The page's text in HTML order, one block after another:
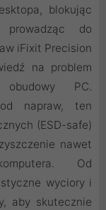
blokując
do
iFixit Precision
na problem
PC.
napraw, ten
(ESD-safe)
nawet
Od
wyciory i
aby skutecznie